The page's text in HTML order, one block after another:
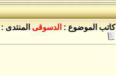
كاتب الموضوع : الدسوقى المنتدى :